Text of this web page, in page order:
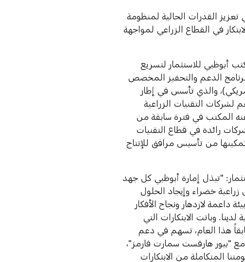
القدرات الحالية لمنظومة
في القطاع الزراعي لمواجهة
أبوظبي للاستثمار لتسريع
الدعم والتحفيز المخصص
مليار درهم (272 مليون دولار أمريكي)، والذي تأسس في إطار
يقدم البرنامج الدعم لشركات التقنيات الزراعية
المكتب في فترة سابقة من
دولار) لدعم أربع شركات رائدة في قطاع التقنيات
من تأسيس مرافق للإنتاج
"تبذل إمارة أبوظبي كل جهد
خضراء وإيجاد الحلول
داعمة لازدهار ونجاح الأفكار
وباتت الابتكارات التي
هذا العام، تسهم في دعم
مع "بيور هارفست سمارت فارمز"،
المتكاملة من الابتكارات